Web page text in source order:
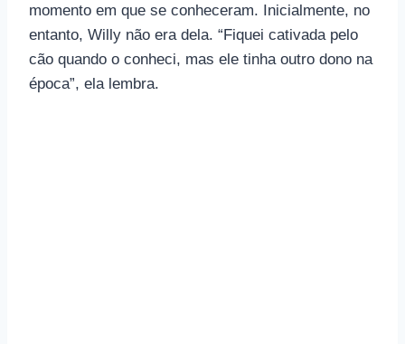
momento em que se conheceram. Inicialmente, no
entanto, Willy não era dela. “Fiquei cativada pelo
cão quando o conheci, mas ele tinha outro dono na
época”, ela lembra.